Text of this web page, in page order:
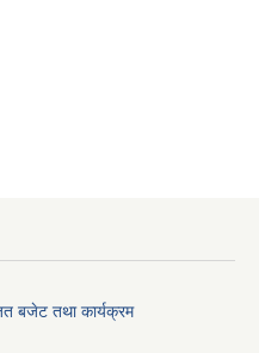
बजेट तथा कार्यक्रम